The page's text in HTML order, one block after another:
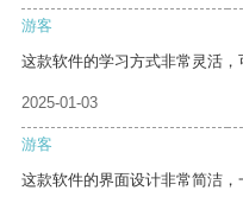
游客
这款软件的学习方式非常灵活，
2025-01-03
游客
这款软件的界面设计非常简洁，